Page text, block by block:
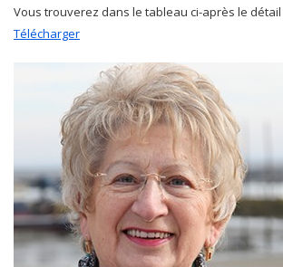
Vous trouverez dans le tableau ci-après le
Télécharger